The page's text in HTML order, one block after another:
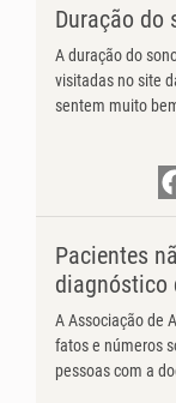
Duração do
A duração do
visitadas no site
sentem muito
Pacientes
diagnóstico
A Associação de
fatos e números
pessoas com a